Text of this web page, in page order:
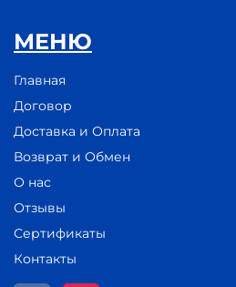
МЕНЮ
Главная
Договор
Доставка и Оплата
Возврат и Обмен
О нас
Отзывы
Сертификаты
Контакты